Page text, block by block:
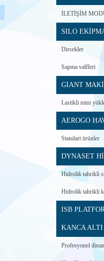
İLETİŞİM
SILO
Dirsekler
Sapma valfleri
GIANT
Lastikli mini
AEROGO
Standart ürünler
DYNASET
Hidrolik tahrikli
Hidrolik tahrikli
ISB
KANCA
Profesyonel